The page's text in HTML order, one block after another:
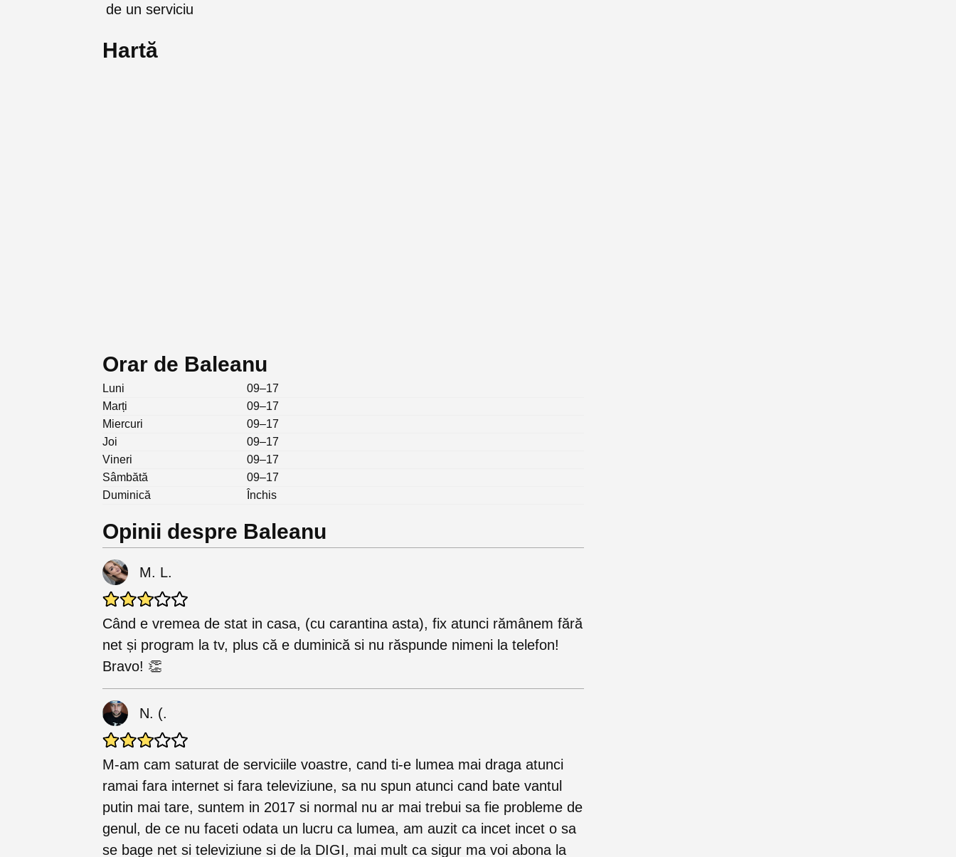
de un serviciu
Hartă
Orar de Baleanu
Luni
09–17
Marți
09–17
Miercuri
09–17
Joi
09–17
Vineri
09–17
Sâmbătă
09–17
Duminică
Închis
Opinii despre Baleanu
M. L.
Când e vremea de stat in casa, (cu carantina asta), fix atunci rămânem fără
net și program la tv, plus că e duminică si nu răspunde nimeni la telefon!
Bravo! 👏
N. (.
M-am cam saturat de serviciile voastre, cand ti-e lumea mai draga atunci
ramai fara internet si fara televiziune, sa nu spun atunci cand bate vantul
putin mai tare, suntem in 2017 si normal nu ar mai trebui sa fie probleme de
genul, de ce nu faceti odata un lucru ca lumea, am auzit ca incet incet o sa
se bage net si televiziune si de la DIGI, mai mult ca sigur ma voi abona la